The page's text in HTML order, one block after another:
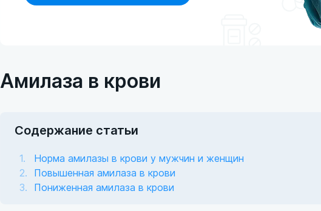
Амилаза в крови
Содержание статьи
Норма амилазы в крови у мужчин и женщин
Повышенная амилаза в крови
Пониженная амилаза в крови